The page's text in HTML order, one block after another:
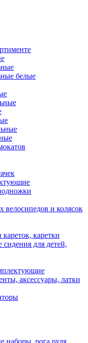
белые
велосипедов и колясок
каретки
для детей,
аксессуары, латки
наборы, рога руля